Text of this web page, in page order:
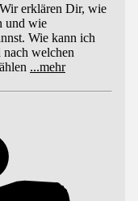
erklären Dir, wie
und wie
Wie kann ich
nach welchen
...mehr